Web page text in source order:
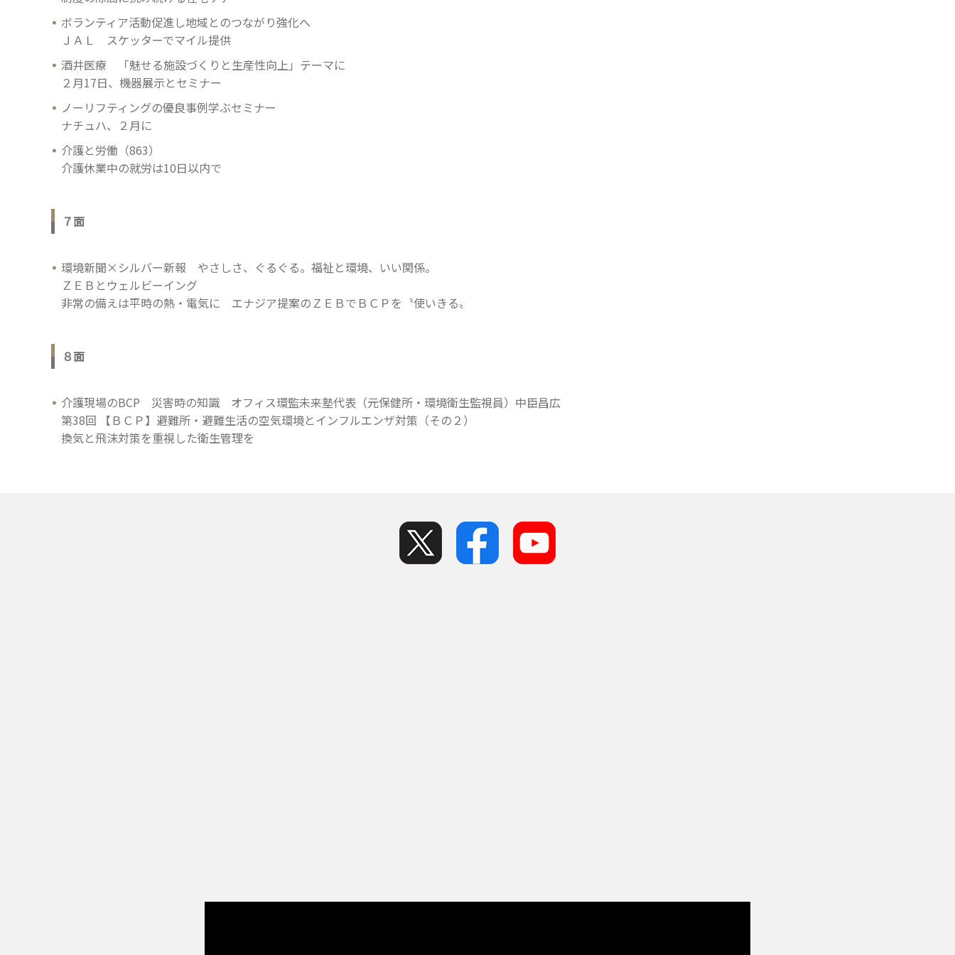
ボランティア活動促進し地域とのつながり強化へ
ＪＡＬ スケッターでマイル提供
酒井医療 「魅せる施設づくりと生産性向上」テーマに
２月17日、機器展示とセミナー
ノーリフティングの優良事例学ぶセミナー
ナチュハ、２月に
介護と労働（863）
介護休業中の就労は10日以内で
７面
環境新聞×シルバー新報 やさしさ、ぐるぐる。福祉と環境、いい関係。
ＺＥＢとウェルビーイング
非常の備えは平時の熱・電気に エナジア提案のＺＥＢでＢＣＰを〝使いきる〟
８面
介護現場のBCP 災害時の知識 オフィス環監未来塾代表（元保健所・環境衛生監視員）中臣昌広
第38回 【ＢＣＰ】避難所・避難生活の空気環境とインフルエンザ対策（その２）
換気と飛沫対策を重視した衛生管理を